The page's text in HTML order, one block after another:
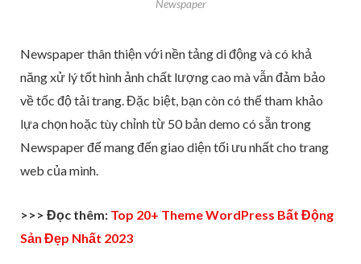
Newspaper
Newspaper thân thiện với nền tảng di động và có khả
năng xử lý tốt hình ảnh chất lượng cao mà vẫn đảm bảo
về tốc độ tải trang. Đặc biệt, bạn còn có thể tham khảo
lựa chọn hoặc tùy chỉnh từ 50 bản demo có sẵn trong
Newspaper để mang đến giao diện tối ưu nhất cho trang
web của mình.
>>> Đọc thêm: Top 20+ ThemeWordPress Bất Động
Sản Đẹp Nhất 2023